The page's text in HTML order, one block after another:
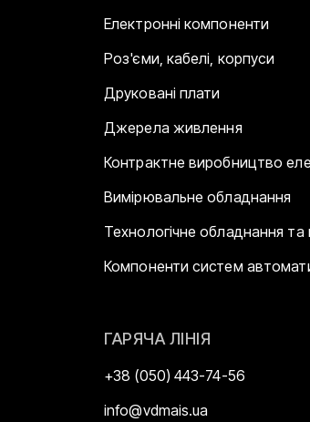
Електронні компоненти
Роз'єми, кабелі, корпуси
Друковані плати
Джерела живлення
Контрактне виробництво
Вимірювальне обладнання
Технологічне обладнання та
Компоненти систем
ГАРЯЧА ЛІНІЯ
+38 (050) 443-74-56
info@vdmais.ua